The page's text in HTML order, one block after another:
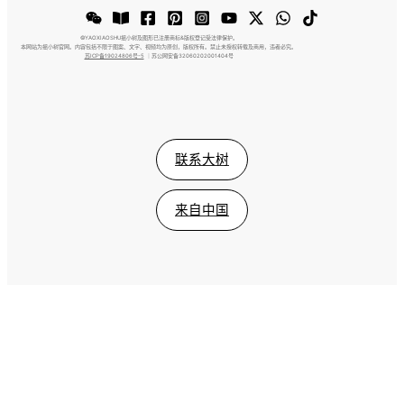
©️YAOXIAOSHU摇小树及图形已注册商标&版权登记受法律保护。
本网站为摇小树官网。内容包括不限于图案、文字、视频均为原创，版权所有。禁止未授权转载及商用，违者必究。
苏ICP备19024806号-5 ｜苏公网安备32060202001404号
联系大树
来自中国